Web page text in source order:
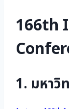
166th
1. มหาวิ